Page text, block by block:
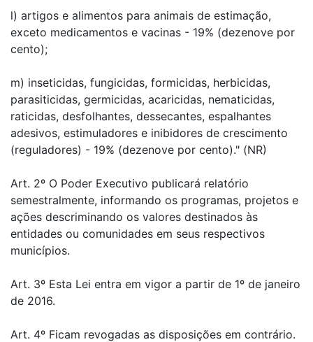
l) artigos e alimentos para animais de estimação,
exceto medicamentos e vacinas - 19% (dezenove por
cento);
m) inseticidas, fungicidas, formicidas, herbicidas,
parasiticidas, germicidas, acaricidas, nematicidas,
raticidas, desfolhantes, dessecantes, espalhantes
adesivos, estimuladores e inibidores de crescimento
(reguladores) - 19% (dezenove por cento)." (NR)
Art. 2º O Poder Executivo publicará relatório
semestralmente, informando os programas, projetos e
ações descriminando os valores destinados às
entidades ou comunidades em seus respectivos
municípios.
Art. 3º Esta Lei entra em vigor a partir de 1º de janeiro
de 2016.
Art. 4º Ficam revogadas as disposições em contrário.